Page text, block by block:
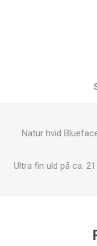
Natur hvid
Ultra fin uld på ca.